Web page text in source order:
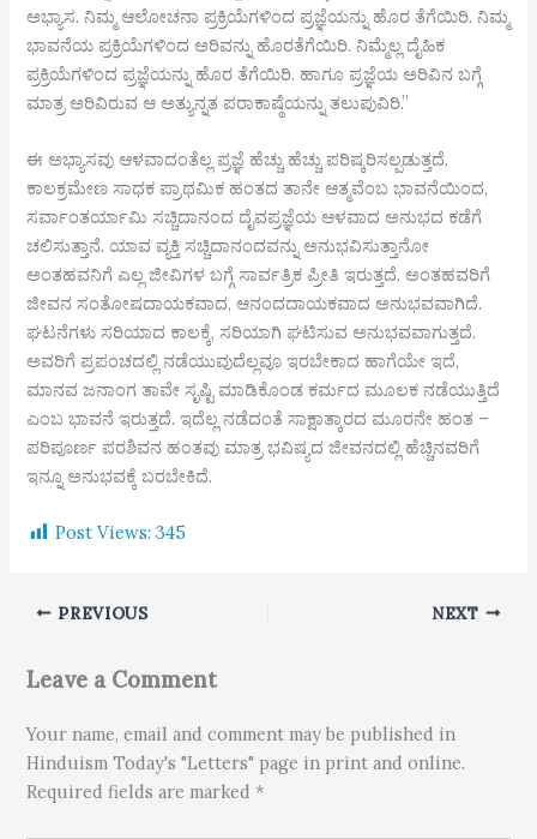
ಅಭ್ಯಾಸ. ನಿಮ್ಮ ಆಲೋಚನಾ ಪ್ರಕ್ರಿಯೆಗಳಿಂದ ಪ್ರಜ್ಞೆಯನ್ನು ಹೊರ ತೆಗೆಯಿರಿ. ನಿಮ್ಮ
ಭಾವನೆಯ ಪ್ರಕ್ರಿಯೆಗಳಿಂದ ಅರಿವನ್ನು ಹೊರತೆಗೆಯಿರಿ. ನಿಮ್ಮೆಲ್ಲ ದೈಹಿಕ
ಪ್ರಕ್ರಿಯೆಗಳಿಂದ ಪ್ರಜ್ಞೆಯನ್ನು ಹೊರ ತೆಗೆಯಿರಿ. ಹಾಗೂ ಪ್ರಜ್ಞೆಯ ಅರಿವಿನ ಬಗ್ಗೆ
ಮಾತ್ರ ಅರಿವಿರುವ ಆ ಅತ್ಯುನ್ನತ ಪರಾಕಾಷ್ಠೆಯನ್ನು ತಲುಪುವಿರಿ.”
ಈ ಅಭ್ಯಾಸವು ಆಳವಾದಂತೆಲ್ಲ ಪ್ರಜ್ಞೆ ಹೆಚ್ಚು ಹೆಚ್ಚು ಪರಿಷ್ಕರಿಸಲ್ಪಡುತ್ತದೆ.
ಕಾಲಕ್ರಮೇಣ ಸಾಧಕ ಪ್ರಾಥಮಿಕ ಹಂತದ ತಾನೇ ಆತ್ಮವೆಂಬ ಭಾವನೆಯಿಂದ,
ಸರ್ವಾಂತರ್ಯಾಮಿ ಸಚ್ಚಿದಾನಂದ ದೈವಪ್ರಜ್ಞೆಯ ಆಳವಾದ ಅನುಭದ ಕಡೆಗೆ
ಚಲಿಸುತ್ತಾನೆ. ಯಾವ ವ್ಯಕ್ತಿ ಸಚ್ಚಿದಾನಂದವನ್ನು ಅನುಭವಿಸುತ್ತಾನೋ
ಅಂತಹವನಿಗೆ ಎಲ್ಲ ಜೀವಿಗಳ ಬಗ್ಗೆ ಸಾರ್ವತ್ರಿಕ ಪ್ರೀತಿ ಇರುತ್ತದೆ. ಅಂತಹವರಿಗೆ
ಜೀವನ ಸಂತೋಷದಾಯಕವಾದ, ಆನಂದದಾಯಕವಾದ ಅನುಭವವಾಗಿದೆ.
ಘಟನೆಗಳು ಸರಿಯಾದ ಕಾಲಕ್ಕೆ, ಸರಿಯಾಗಿ ಘಟಿಸುವ ಅನುಭವವಾಗುತ್ತದೆ.
ಅವರಿಗೆ ಪ್ರಪಂಚದಲ್ಲಿ ನಡೆಯುವುದೆಲ್ಲವೂ ಇರಬೇಕಾದ ಹಾಗೆಯೇ ಇದೆ,
ಮಾನವ ಜನಾಂಗ ತಾವೇ ಸೃಷ್ಟಿ ಮಾಡಿಕೊಂಡ ಕರ್ಮದ ಮೂಲಕ ನಡೆಯುತ್ತಿದೆ
ಎಂಬ ಭಾವನೆ ಇರುತ್ತದೆ. ಇದೆಲ್ಲ ನಡೆದಂತೆ ಸಾಕ್ಷಾತ್ಕಾರದ ಮೂರನೇ ಹಂತ –
ಪರಿಪೂರ್ಣ ಪರಶಿವನ ಹಂತವು ಮಾತ್ರ ಭವಿಷ್ಯದ ಜೀವನದಲ್ಲಿ ಹೆಚ್ಚಿನವರಿಗೆ
ಇನ್ನೂ ಅನುಭವಕ್ಕೆ ಬರಬೇಕಿದೆ.
Post Views: 345
PREVIOUS NEXT
Leave a Comment
Your name, email and comment may be published in
Hinduism Today's "Letters" page in print and online.
Required fields are marked *